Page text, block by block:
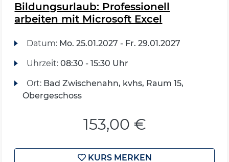
Bildungsurlaub: Professionell
arbeiten mit Microsoft Excel
Datum: Mo. 25.01.2027 - Fr. 29.01.2027
Uhrzeit: 08:30 - 15:30 Uhr
Ort: Bad Zwischenahn, kvhs, Raum 15,
Obergeschoss
153,00 €
KURS MERKEN